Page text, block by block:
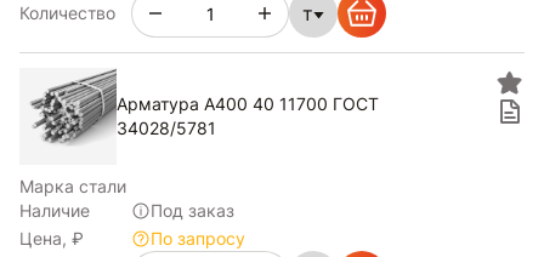
Количество
т
Арматура А400 40 11700 ГОСТ
34028/5781
Марка стали
Наличие
Под заказ
Цена, ₽
По запросу